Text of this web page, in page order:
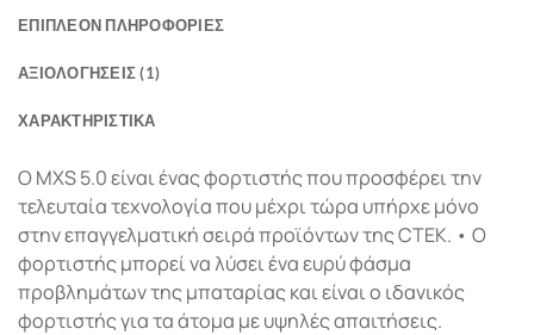
ΕΠΙΠΛΈΟΝ ΠΛΗΡΟΦΟΡΊΕΣ
ΑΞΙΟΛΟΓΉΣΕΙΣ (1)
ΧΑΡΑΚΤΗΡΙΣΤΙΚΑ
Ο MXS 5.0 είναι ένας φορτιστής που προσφέρει την
τελευταία τεχνολογία που μέχρι τώρα υπήρχε μόνο
στην επαγγελματική σειρά προϊόντων της CTEK. • Ο
φορτιστής μπορεί να λύσει ένα ευρύ φάσμα
προβλημάτων της μπαταρίας και είναι ο ιδανικός
φορτιστής για τα άτομα με υψηλές απαιτήσεις.